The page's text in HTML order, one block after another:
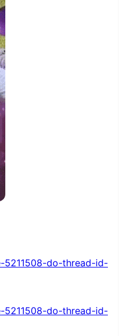
5211508-do-thread-id-
5211508-do-thread-id-